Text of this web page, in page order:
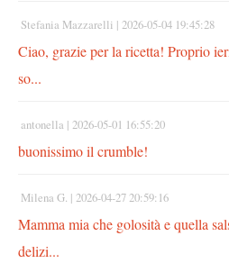
Stefania Mazzarelli | 2026-05-04 19:45:28
Ciao, grazie per la ricetta! Proprio
so...
antonella | 2026-05-01 16:55:20
buonissimo il crumble!
Milena G. | 2026-04-27 20:59:16
Mamma mia che golosità e quella
delizi...